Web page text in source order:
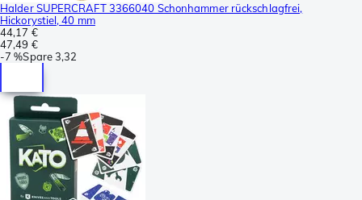
Halder SUPERCRAFT 3366040 Schonhammer rückschlagfrei,
Hickorystiel, 40 mm
44,17 €
47,49 €
-7 %Spare3,32